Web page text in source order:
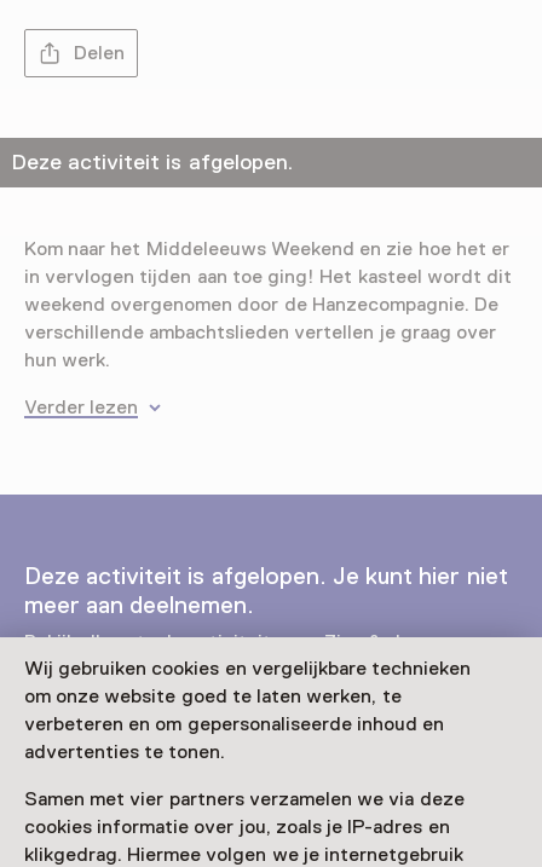
Wij gebruiken cookies en vergelijkbare technieken
om onze website goed te laten werken, te
verbeteren en om gepersonaliseerde inhoud en
advertenties te tonen.
Samen met vier partners verzamelen we via deze
cookies informatie over jou, zoals je IP-adres en
klikgedrag. Hiermee volgen we je internetgebruik
Delen
Deze activiteit is afgelopen.
Kom naar het Middeleeuws Weekend en zie hoe het er
in vervlogen tijden aan toe ging! Het kasteel wordt dit
weekend overgenomen door de Hanzecompagnie. De
verschillende ambachtslieden vertellen je graag over
hun werk.
Verder lezen
Deze activiteit is afgelopen. Je kunt hier niet
meer aan deelnemen.
Bekijk alle actuele activiteiten opZien & doen
Leeftijd
Datum
24 januari 2026 t/m 25 januari 2026